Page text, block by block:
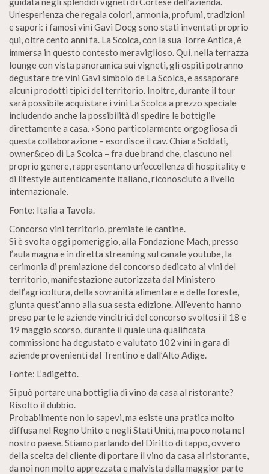
Un’esperienza che regala colori, armonia, profumi, tradizioni
e sapori: i famosi vini Gavi Docg sono stati inventati proprio
qui, oltre cento anni fa. La Scolca, con la sua Torre Antica, è
immersa in questo contesto meraviglioso. Qui, nella terrazza
lounge con vista panoramica sui vigneti, gli ospiti potranno
degustare tre vini Gavi simbolo de La Scolca, e assaporare
alcuni prodotti tipici del territorio. Inoltre, durante il tour
sarà possibile acquistare i vini La Scolca a prezzo speciale
includendo anche la possibilità di spedire le bottiglie
direttamente a casa. «Sono particolarmente orgogliosa di
questa collaborazione – esordisce il cav. Chiara Soldati,
owner&ceo di La Scolca – fra due brand che, ciascuno nel
proprio genere, rappresentano un’eccellenza di hospitality e
di lifestyle autenticamente italiano, riconosciuto a livello
internazionale.
Fonte: Italia a Tavola.
Concorso vini territorio, premiate le cantine.
Si è svolta oggi pomeriggio, alla Fondazione Mach, presso
l’aula magna e in diretta streaming sul canale youtube, la
cerimonia di premiazione del concorso dedicato ai vini del
territorio, manifestazione autorizzata dal Ministero
dell’agricoltura, della sovranità alimentare e delle foreste,
giunta quest’anno alla sua sesta edizione. All’evento hanno
preso parte le aziende vincitrici del concorso svoltosi il 18 e
19 maggio scorso, durante il quale una qualificata
commissione ha degustato e valutato 102 vini in gara di
aziende provenienti dal Trentino e dall’Alto Adige.
Fonte: L’adigetto.
Si può portare una bottiglia di vino da casa al ristorante?
Risolto il dubbio.
Probabilmente non lo sapevi, ma esiste una pratica molto
diffusa nel Regno Unito e negli Stati Uniti, ma poco nota nel
nostro paese. Stiamo parlando del Diritto di tappo, ovvero
della scelta del cliente di portare il vino da casa al ristorante,
da noi non molto apprezzata e malvista dalla maggior parte